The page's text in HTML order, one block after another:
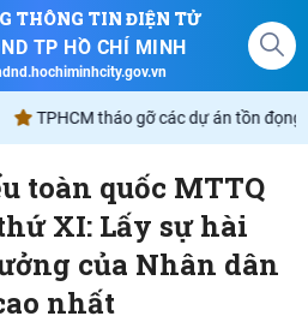
THÔNG TIN ĐIỆN TỬ
TP HỒ CHÍ MINH
tháo gỡ các dự án tồn đọng sẽ
toàn quốc MTTQ
XI: Lấy sự hài
của Nhân dân
nhất